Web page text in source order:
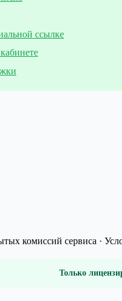
ссылке
комиссий сервиса ·
Только